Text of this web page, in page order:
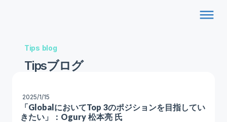
dehaze
Tips blog
Tipsブログ
2025/1/15
「GlobalにおいてTop 3のポジションを目指してい
きたい」：Ogury 松本亮 氏